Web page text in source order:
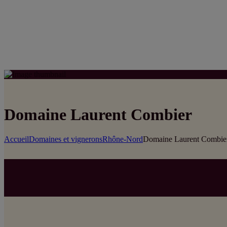
Domaine Laurent Combier
AccueilDomaines et vigneronsRhône-NordDomaine Laurent